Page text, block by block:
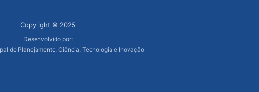
Copyright © 2025
Desenvolvido por:
de Planejamento, Ciência, Tecnologia e Inovação